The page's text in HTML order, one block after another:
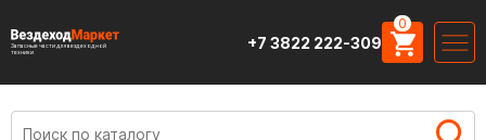
Запасные части для вездеходной
техники
+7 3822 222-309
0